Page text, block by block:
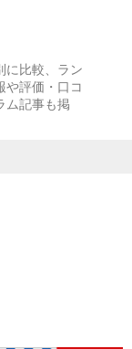
に比較、ラン
や評価・口コ
ム記事も掲